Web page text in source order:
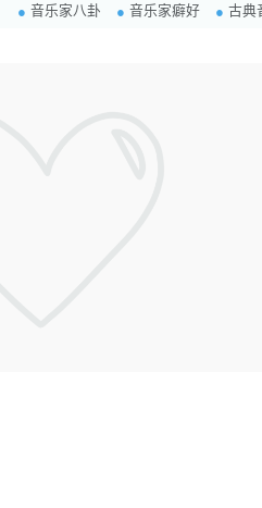
音乐家八卦 音乐家癖好 古典